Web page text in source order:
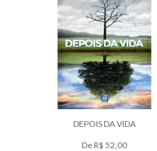
DEPOIS DA VIDA
De R$ 52,00